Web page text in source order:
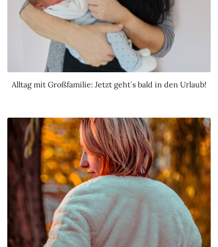
Alltag mit Großfamilie: Jetzt geht´s bald in den Urlaub!